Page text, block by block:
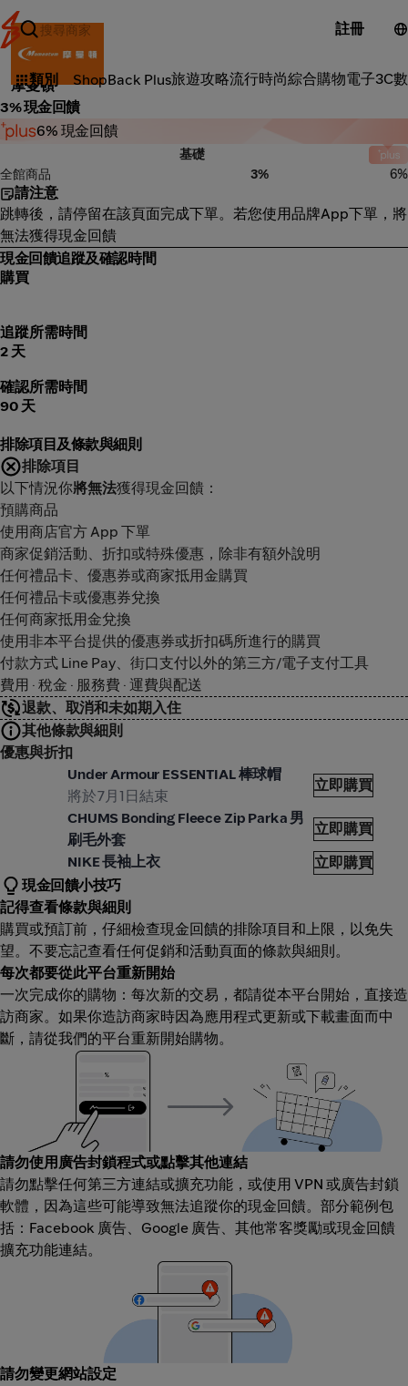
註冊
類別 ShopBack Plus旅遊攻略流行時尚綜合購物電子3C
流行時尚
摩曼頓
3% 現金回饋
6% 現金回饋
基礎
全館商品
3% 6%
請注意
跳轉後，請停留在該頁面完成下單。若您使用品牌App下單，將
無法獲得現金回饋
現金回饋追蹤及確認時間
購買
追蹤所需時間
2 天
確認所需時間
90 天
排除項目及條款與細則
排除項目
以下情況你將無法獲得現金回饋：
預購商品
使用商店官方 App 下單
商家促銷活動、折扣或特殊優惠，除非有額外說明
任何禮品卡、優惠券或商家抵用金購買
任何禮品卡或優惠券兌換
任何商家抵用金兌換
使用非本平台提供的優惠券或折扣碼所進行的購買
付款方式 Line Pay、街口支付以外的第三方/電子支付工具
費用 · 稅金 · 服務費 · 運費與配送
退款、取消和未如期入住
其他條款與細則
優惠與折扣
Under Armour ESSENTIAL 棒球帽
將於7月1日結束
立即購買
CHUMS Bonding Fleece Zip Parka 男
刷毛外套
立即購買
NIKE 長袖上衣 立即購買
摩曼
現金回饋小技巧
記得查看條款與細則
購買或預訂前，仔細檢查現金回饋的排除項目和上限，以免失
望。不要忘記查看任何促銷和活動頁面的條款與細則。
每次都要從此平台重新開始
一次完成你的購物：每次新的交易，都請從本平台開始，直接造
訪商家。如果你造訪商家時因為應用程式更新或下載畫面而中
斷，請從我們的平台重新開始購物。
請勿使用廣告封鎖程式或點擊其他連結
請勿點擊任何第三方連結或擴充功能，或使用 VPN 或廣告封鎖
軟體，因為這些可能導致無法追蹤你的現金回饋。部分範例包
括：Facebook 廣告、Google 廣告、其他常客獎勵或現金回饋
擴充功能連結。
請勿變更網站設定